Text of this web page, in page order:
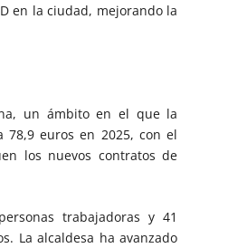
en la ciudad, mejorando la
un ámbito en el que la
euros en 2025, con el
los nuevos contratos de
trabajadoras y 41
La alcaldesa ha avanzado